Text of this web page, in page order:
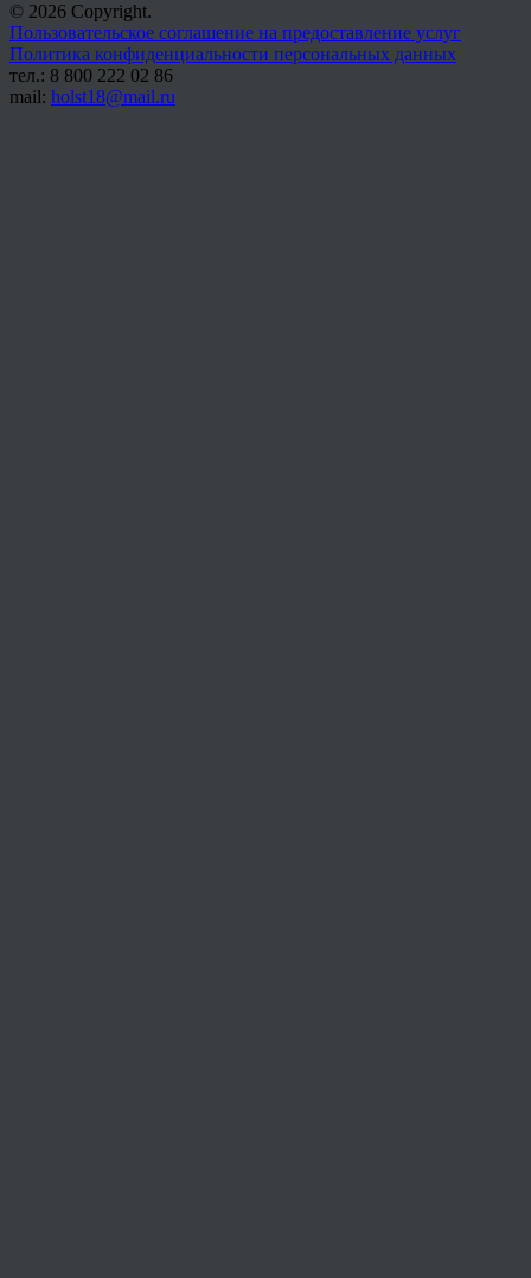
© 2026 Copyright.
Пользовательское соглашение на предоставление услуг
Политика конфиденциальности персональных данных
тел.: 8 800 222 02 86
mail: holst18@mail.ru